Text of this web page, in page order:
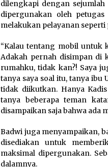
dilengkapi dengan
dipergunakan oleh
melakukan pelayanan seperti
“Kalau tentang mobil untuk
Adakah pernah disimpan di
rumahku, tidak kan?! Saya
tanya saya soal itu, tanya ibu
tidak diikutkan. Hanya
tanya beberapa teman
disampaikan saja bahwa ada
Badwi juga menyampaikan,
disediakan untuk
maksimal dipergunakan.
dalamnya.